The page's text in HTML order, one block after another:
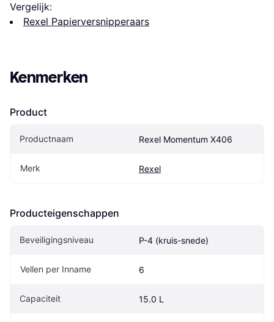
Vergelijk:
Rexel Papierversnipperaars
Kenmerken
Product
Productnaam Rexel Momentum X406
Merk Rexel
Producteigenschappen
Beveiligingsniveau P-4 (kruis-snede)
Vellen per Inname 6
Capaciteit 15.0 L